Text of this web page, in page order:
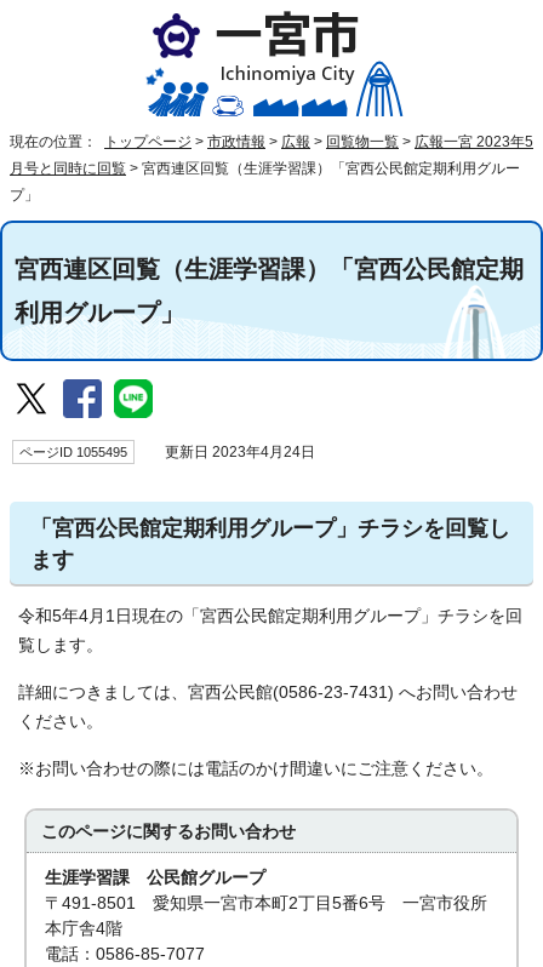
現在の位置： トップページ > 市政情報 > 広報 > 回覧物一覧 > 広報一宮 2023年5
月号と同時に回覧 > 宮西連区回覧（生涯学習課）「宮西公民館定期利用グルー
プ」
宮西連区回覧（生涯学習課）「宮西公民館定期
利用グループ」
ページID 1055495 更新日 2023年4月24日
「宮西公民館定期利用グループ」チラシを回覧し
ます
令和5年4月1日現在の「宮西公民館定期利用グループ」チラシを回
覧します。
詳細につきましては、宮西公民館(0586-23-7431) へお問い合わせ
ください。
※お問い合わせの際には電話のかけ間違いにご注意ください。
このページに関するお問い合わせ
生涯学習課 公民館グループ
〒491-8501 愛知県一宮市本町2丁目5番6号 一宮市役所
本庁舎4階
電話：0586-85-7077